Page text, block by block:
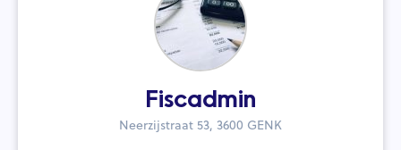
Fiscadmin
Neerzijstraat 53, 3600 GENK